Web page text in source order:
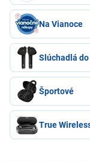
Na Vianoce
Slúchadlá
Športové
True